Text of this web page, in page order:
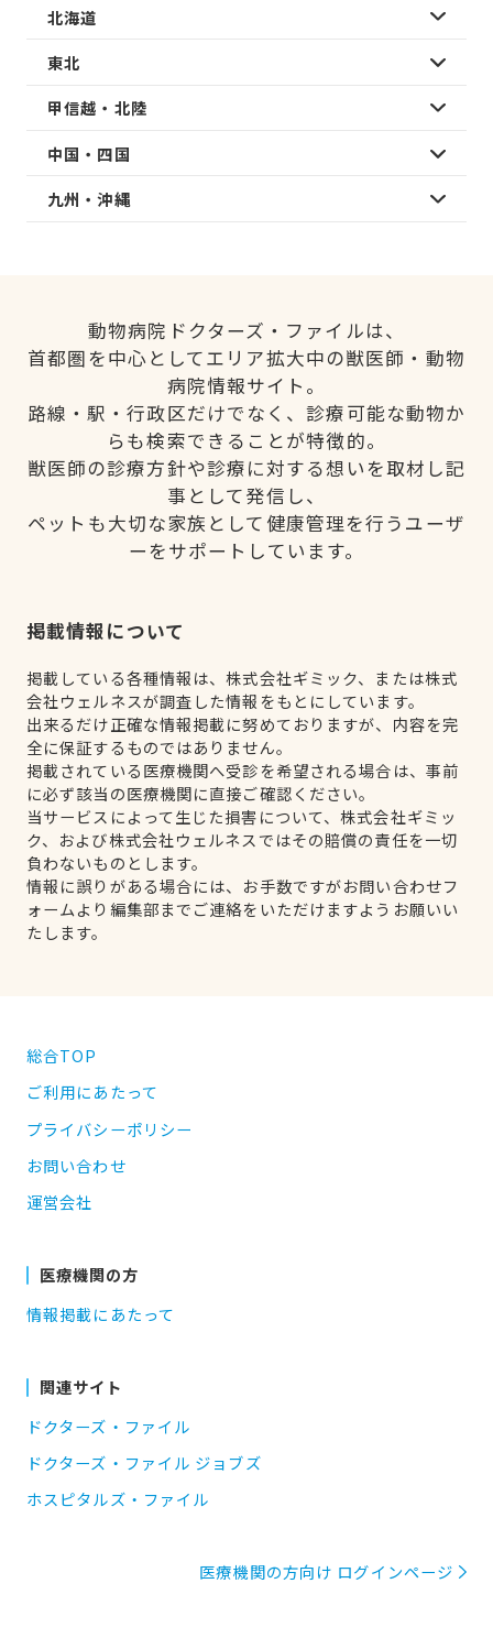
北海道
東北
甲信越・北陸
中国・四国
九州・沖縄
動物病院ドクターズ・ファイルは、
首都圏を中心としてエリア拡大中の獣医師・動物
病院情報サイト。
路線・駅・行政区だけでなく、診療可能な動物か
らも検索できることが特徴的。
獣医師の診療方針や診療に対する想いを取材し記
事として発信し、
ペットも大切な家族として健康管理を行うユーザ
ーをサポートしています。
掲載情報について
掲載している各種情報は、株式会社ギミック、または株式
会社ウェルネスが調査した情報をもとにしています。
出来るだけ正確な情報掲載に努めておりますが、内容を完
全に保証するものではありません。
掲載されている医療機関へ受診を希望される場合は、事前
に必ず該当の医療機関に直接ご確認ください。
当サービスによって生じた損害について、株式会社ギミッ
ク、および株式会社ウェルネスではその賠償の責任を一切
負わないものとします。
情報に誤りがある場合には、お手数ですがお問い合わせフ
ォームより編集部までご連絡をいただけますようお願いい
たします。
総合TOP
ご利用にあたって
プライバシーポリシー
お問い合わせ
運営会社
医療機関の方
情報掲載にあたって
関連サイト
ドクターズ・ファイル
ドクターズ・ファイル ジョブズ
ホスピタルズ・ファイル
医療機関の方向け ログインページ